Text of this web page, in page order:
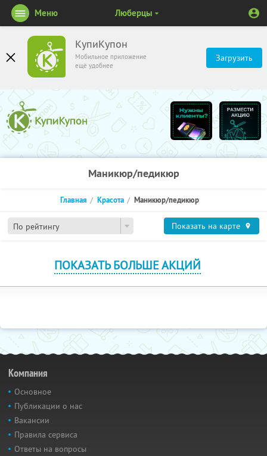
КупиКупон
Мобильное приложение
ещё удобнее
Загрузить
Меню Люберцы
Маникюр/педикюр
По рейтингу
Главная Красота Маникюр/педикюр
Показать на карте
ПОКАЗАТЬ БОЛЬШЕ АКЦИЙ
Компания
Основное
Публикации о нас
Вакансии
Правила сервиса
Ответы на вопросы